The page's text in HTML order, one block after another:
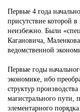
Первые 4 года
присутствие которой
неизбежно. Были
Кагановича,
ведомственной
Первые годы
экономике, ибо
структур
магистрального пути,
элементарного